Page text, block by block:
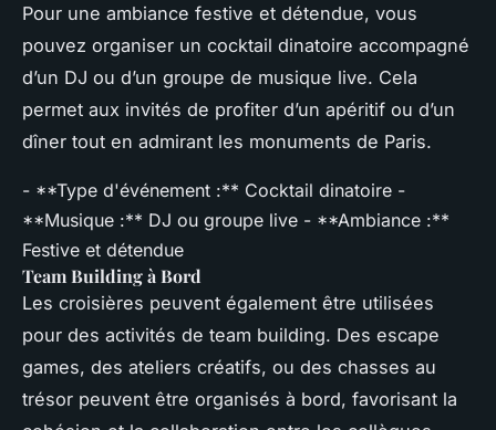
Pour une ambiance festive et détendue, vous
pouvez organiser un cocktail dinatoire accompagné
d’un DJ ou d’un groupe de musique live. Cela
permet aux invités de profiter d’un apéritif ou d’un
dîner tout en admirant les monuments de Paris.
- **Type d'événement :** Cocktail dinatoire -
**Musique :** DJ ou groupe live - **Ambiance :**
Festive et détendue
Team Building à Bord
Les croisières peuvent également être utilisées
pour des activités de team building. Des escape
games, des ateliers créatifs, ou des chasses au
trésor peuvent être organisés à bord, favorisant la